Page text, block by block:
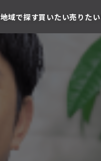
地域で探す買いたい売りたい